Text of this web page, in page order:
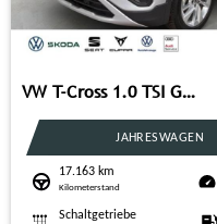
VW T-Cross 1.0 TSI GOAL +LED +ACC +VIRTUAL +NAVI +S
JAHRESWAGEN
17.163 km
Kilometerstand
Schaltgetriebe